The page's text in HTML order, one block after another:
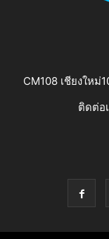
CM108 เชียงใหม่
ติดต่อ